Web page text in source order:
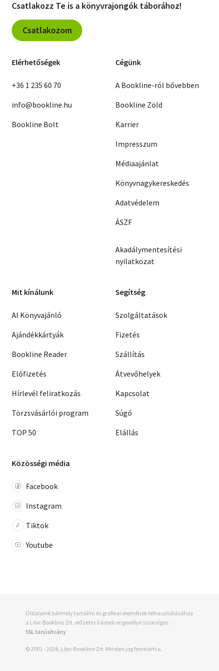
Csatlakozz Te is a könyvrajongók táborához!
Csatlakozom
Elérhetőségek
+36 1 235 60 70
info@bookline.hu
Bookline Bolt
Cégünk
A Bookline-ról bővebben
Bookline Zöld
Karrier
Impresszum
Médiaajánlat
Könyvnagykereskedés
Adatvédelem
ÁSZF
Akadálymentesítési
nyilatkozat
Mit kínálunk
AI Könyvajánló
Ajándékkártyák
Bookline Reader
Előfizetés
Hírlevél feliratkozás
Törzsvásárlói program
TOP 50
Segítség
Szolgáltatások
Fizetés
Szállítás
Átvevőhelyek
Kapcsolat
Súgó
Elállás
Közösségi média
Facebook
Instagram
Tiktok
Youtube
Oldalaink bármely tartalmi és grafikai elemének felhasználásához
a Libri-Bookline Zrt. előzetes írásbeli engedélye szükséges.
SSL tanúsítvány
© 2001 - 2026, Libri-Bookline Zrt. Minden jog fenntartva.